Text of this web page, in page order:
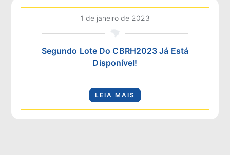
1 de janeiro de 2023
Segundo Lote Do CBRH2023 Já Está
Disponível!
LEIA MAIS